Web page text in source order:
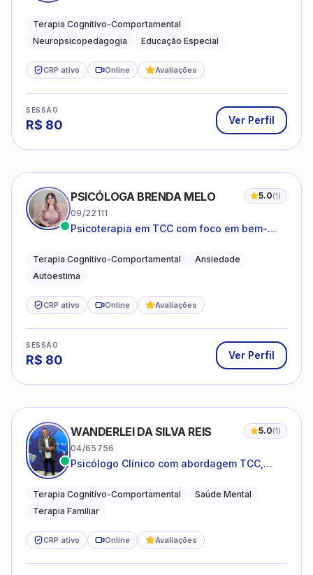
do neurodesenvolvimento.
Terapia Cognitivo-Comportamental
Neuropsicopedagogia
Educação Especial
CRP ativo Online Avaliações
SESSÃO
R$ 80 Ver Perfil
PSICÓLOGA BRENDA MELO 5.0(1)
09/22111
Psicoterapia em TCC com foco em bem-
o cotidiano
Terapia Cognitivo-Comportamental
Ansiedade
Autoestima
CRP ativo Online Avaliações
SESSÃO
R$ 80 Ver Perfil
WANDERLEI DA SILVA REIS 5.0(1)
04/65756
Psicólogo Clínico com abordagem TCC,
sistêmica
Terapia Cognitivo-Comportamental
Saúde Mental
Terapia Familiar
CRP ativo Online Avaliações